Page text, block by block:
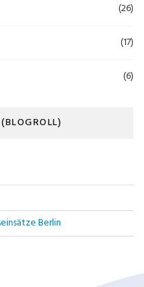
(26)
(17)
(6)
Berlin